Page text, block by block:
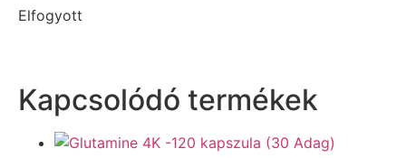
Elfogyott
Kapcsolódó termékek